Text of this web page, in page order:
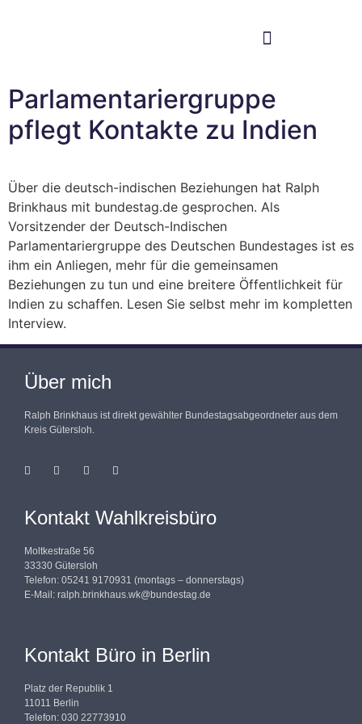
Parlamentariergruppe
pflegt Kontakte zu Indien
Über die deutsch-indischen Beziehungen hat Ralph
Brinkhaus mit bundestag.de gesprochen. Als
Vorsitzender der Deutsch-Indischen
Parlamentariergruppe des Deutschen Bundestages ist es
ihm ein Anliegen, mehr für die gemeinsamen
Beziehungen zu tun und eine breitere Öffentlichkeit für
Indien zu schaffen. Lesen Sie selbst mehr im kompletten
Interview.
Über mich
Ralph Brinkhaus ist direkt gewählter Bundestagsabgeordneter aus dem
Kreis Gütersloh.
Kontakt Wahlkreisbüro
Moltkestraße 56
33330 Gütersloh
Telefon: 05241 9170931 (montags – donnerstags)
E-Mail: ralph.brinkhaus.wk@bundestag.de
Kontakt Büro in Berlin
Platz der Republik 1
11011 Berlin
Telefon: 030 22773910